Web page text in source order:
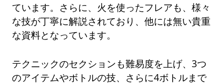
ています。さらに、火を使ったフレアも、様々
な技が丁寧に解説されており、他には無い貴重
な資料となっています。
テクニックのセクションも難易度を上げ、3つ
のアイテムやボトルの技、さらに4ボトルまで